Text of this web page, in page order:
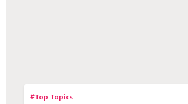
#Top Topics